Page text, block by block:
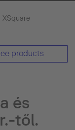
XSquare
products
és
től.